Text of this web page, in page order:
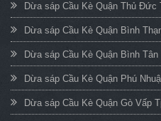
Dừa sáp Cầu Kè Quận Thủ Đức
Dừa sáp Cầu Kè Quận Bình
Dừa sáp Cầu Kè Quận Bình Tân
Dừa sáp Cầu Kè Quận Phú
Dừa sáp Cầu Kè Quận Gò Vấp